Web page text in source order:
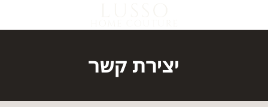
יצירת קשר